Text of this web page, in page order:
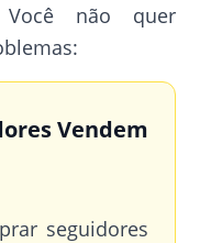
Você não quer
Vendem
seguidores